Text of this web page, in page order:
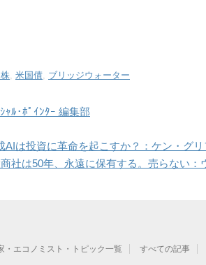
, 米国債, ブリッジウォーター
ｬﾙ･ﾎﾟｲﾝﾀｰ 編集部
AIは投資に革命を起こすか？：ケン・グリ
社は50年、永遠に保有する。売らない：
・エコノミスト・トピック一覧 すべての記事